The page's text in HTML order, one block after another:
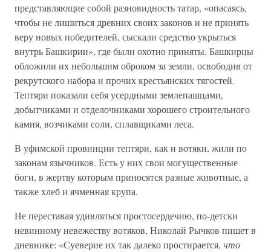
представляющие собой разновидность татар, «опасаясь,
чтобы не лишиться древних своих законов и не принять
веру новых победителей, сыскали средство укрыться
внутрь Башкирии», где были охотно приняты. Башкирцы
обложили их небольшим оброком за земли, освободив от
рекрутского набора и прочих крестьянских тягостей.
Тептяри показали себя усердными землепашцами,
добытчиками и отделочниками хорошего строительного
камня, возчиками соли, сплавщиками леса.
В уфимской провинции тептяри, как и вотяки, жили по
законам язычников. Есть у них свои могущественные
боги, в жертву которым приносятся разные животные, а
также хлеб и ячменная крупа.
Не переставая удивляться простосердечию, по-детски
невинному невежеству вотяков, Николай Рычков пишет в
дневнике: «Суеверие их так далеко простирается, что